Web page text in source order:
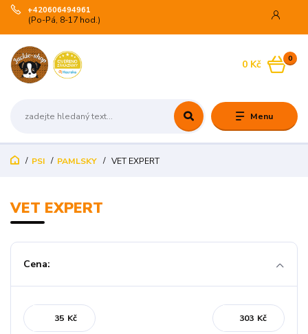
Menu
+420606494961
(Po-Pá, 8-17 hod.)
0
0 Kč
PSI PAMLSKY VET EXPERT
VET EXPERT
Cena:
Kč Kč